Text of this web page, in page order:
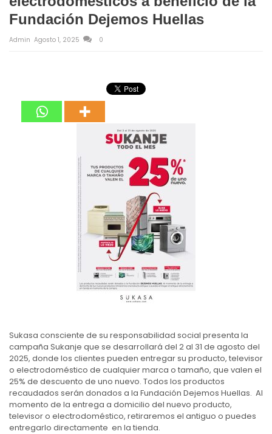
Fundación Dejemos Huellas
Admin Agosto 1, 2025 0
Sukasa consciente de su responsabilidad social presenta la
campaña Sukanje que se desarrollará del 2 al 31 de agosto del
2025, donde los clientes pueden entregar su producto, televisor
o electrodoméstico de cualquier marca o tamaño, que valen el
25% de descuento de uno nuevo. Todos los productos
recaudados serán donados a la Fundación Dejemos Huellas. Al
momento de la entrega a domicilio del nuevo producto,
televisor o electrodoméstico, retiraremos el antiguo o puedes
entregarlo directamente en la tienda.